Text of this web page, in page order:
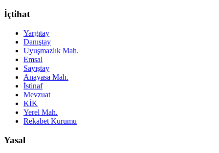
İçtihat
Yargıtay
Danıştay
Uyuşmazlık Mah.
Emsal
Sayıştay
Anayasa Mah.
İstinaf
Mevzuat
KİK
Yerel Mah.
Rekabet Kurumu
Yasal